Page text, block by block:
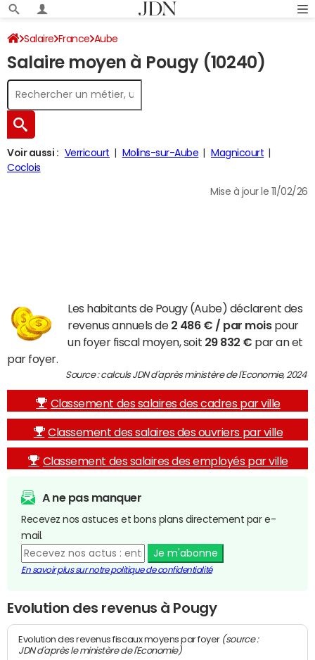
Salaire France Aube
Salaire moyen à Pougy (10240)
Voir aussi : Verricourt Molins-sur-Aube
Magnicourt
Coclois
Mise à jour le 11/02/26
Les habitants de Pougy (Aube) déclarent des
revenus annuels de 2 486 € / par moispour
un foyer fiscal moyen, soit 29 832 € par an et
par foyer.
Source : calculs JDN d'après ministère de l'Economie, 2024
Classement des salaires des cadres par ville
Classement des salaires des ouvriers par ville
Classement des salaires des employés par ville
A ne pas manquer
Recevez nos astuces et bons plans directement par e-
mail.
Je m'abonne
En savoir plus sur notre politique de confidentialité
Evolution des revenus à Pougy
Evolution des revenus fiscaux moyens par foyer (source :
JDN d'après le ministère de l'Economie)